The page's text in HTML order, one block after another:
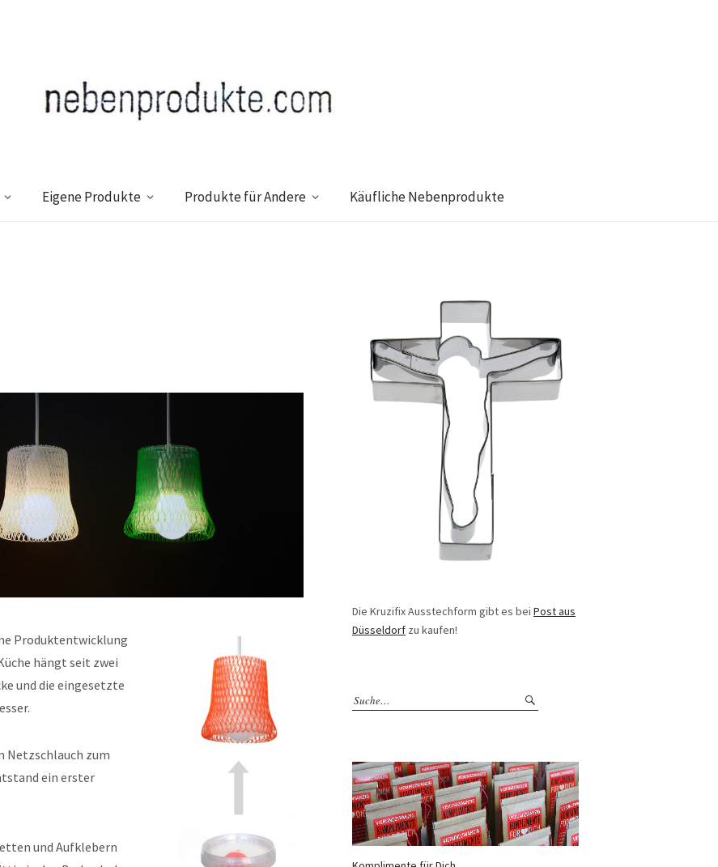
Eigene Produkte Produkte für Andere Käufliche Nebenprodukte
Produktentwicklung
hängt seit zwei
und die eingesetzte
Netzschlauch zum
ein erster
und Aufklebern
Die Kruzifix Ausstechform gibt es bei Post aus
Düsseldorf zu kaufen!